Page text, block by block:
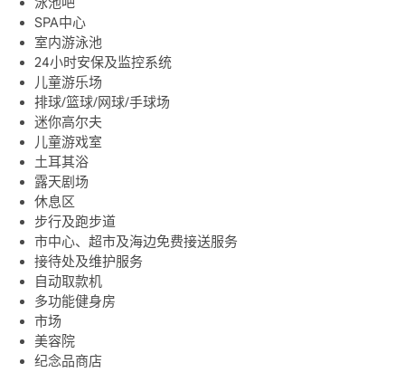
SPA中心
室内游泳池
24小时安保及监控系统
儿童游乐场
排球/篮球/网球/手球场
迷你高尔夫
儿童游戏室
土耳其浴
露天剧场
休息区
步行及跑步道
市中心、超市及海边免费接送服务
接待处及维护服务
自动取款机
多功能健身房
市场
美容院
纪念品商店